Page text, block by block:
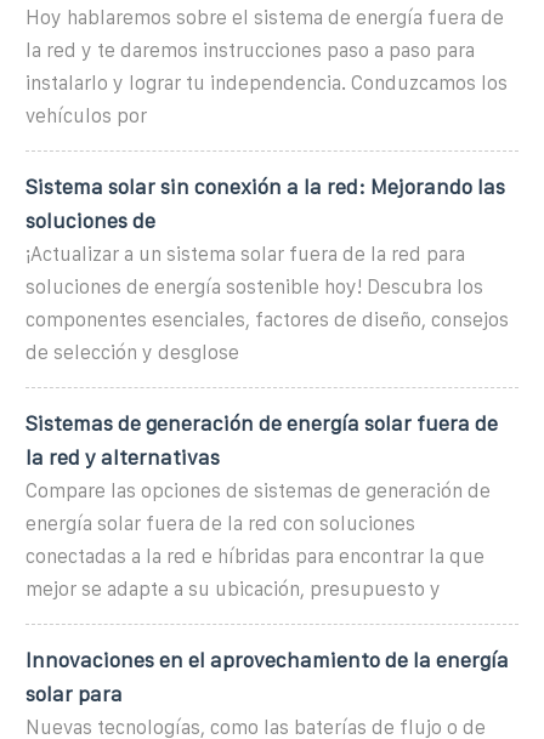
Hoy hablaremos sobre el sistema de energía fuera de
la red y te daremos instrucciones paso a paso para
instalarlo y lograr tu independencia. Conduzcamos los
vehículos por
Sistema solar sin conexión a la red: Mejorando las
soluciones de
¡Actualizar a un sistema solar fuera de la red para
soluciones de energía sostenible hoy! Descubra los
componentes esenciales, factores de diseño, consejos
de selección y desglose
Sistemas de generación de energía solar fuera de
la red y alternativas
Compare las opciones de sistemas de generación de
energía solar fuera de la red con soluciones
conectadas a la red e híbridas para encontrar la que
mejor se adapte a su ubicación, presupuesto y
Innovaciones en el aprovechamiento de la energía
solar para
Nuevas tecnologías, como las baterías de flujo o de